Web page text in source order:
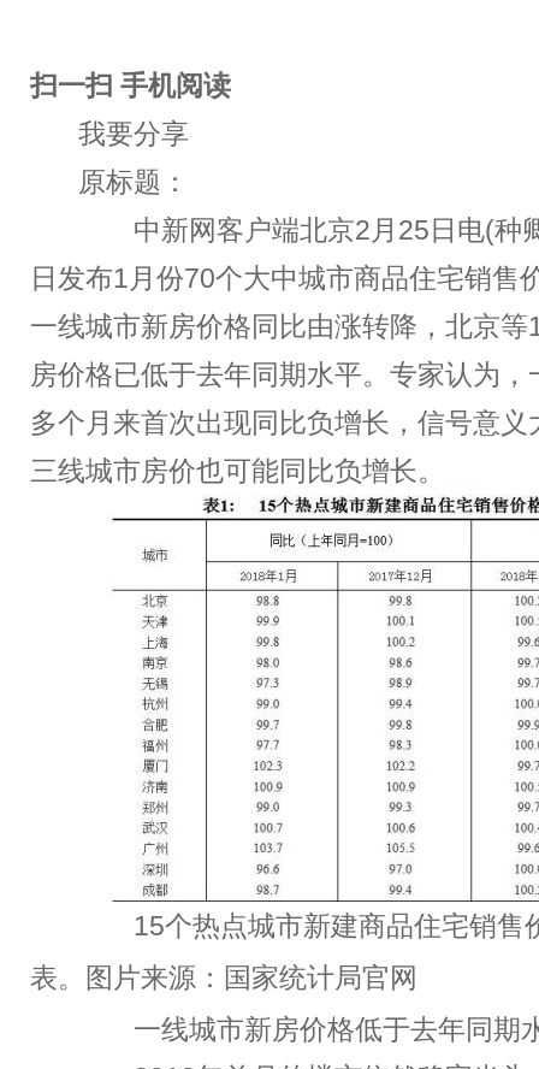
扫一扫 手机阅读
我要分享
原标题：
中新网客户端北京2月25日电(种
日发布1月份70个大中城市商品住宅销售
一线城市新房价格同比由涨转降，北京等
房价格已低于去年同期水平。专家认为
多个月来首次出现同比负增长，信号意义
三线城市房价也可能同比负增长。
15个热点城市新建商品住宅销售
表。图片来源：国家统计局官网
一线城市新房价格低于去年同期